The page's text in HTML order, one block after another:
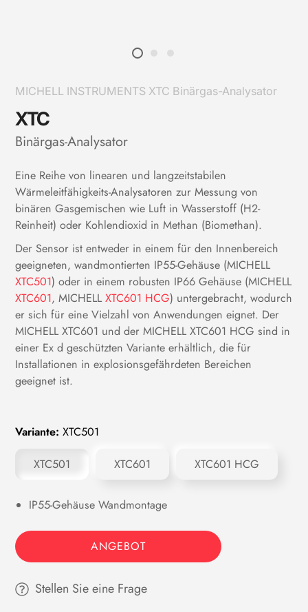
MICHELL INSTRUMENTS XTC Binärgas-Analysator
XTC
Binärgas-Analysator
Eine Reihe von linearen und langzeitstabilen
Wärmeleitfähigkeits-Analysatoren zur Messung von
binären Gasgemischen wie Luft in Wasserstoff (H2-
Reinheit) oder Kohlendioxid in Methan (Biomethan).
Der Sensor ist entweder in einem für den Innenbereich
geeigneten, wandmontierten IP55-Gehäuse (MICHELL
XTC501) oder in einem robusten IP66 Gehäuse (MICHELL
XTC601, MICHELL XTC601 HCG) untergebracht, wodurch
er sich für eine Vielzahl von Anwendungen eignet. Der
MICHELL XTC601 und der MICHELL XTC601 HCG sind in
einer Ex d geschützten Variante erhältlich, die für
Installationen in explosionsgefährdeten Bereichen
geeignet ist.
Variante: XTC501
XTC501 XTC601 XTC601 HCG
IP55-Gehäuse Wandmontage
ANGEBOT
Stellen Sie eine Frage